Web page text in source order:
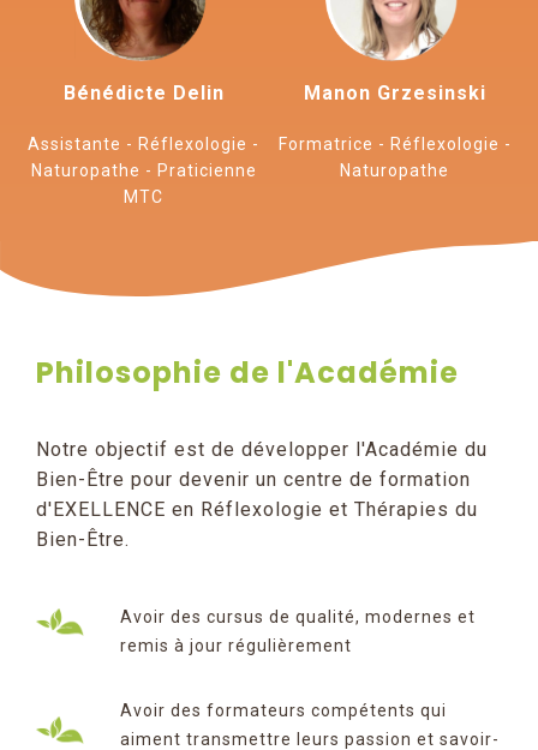
Bénédicte Delin
Assistante - Réflexologie -
Naturopathe - Praticienne
MTC
Manon Grzesinski
Formatrice - Réflexologie -
Naturopathe
Philosophie de l'Académie
Notre objectif est de développer l'Académie du
Bien-Être pour devenir un centre de formation
d'EXELLENCE en Réflexologie et Thérapies du
Bien-Être.
Avoir des cursus de qualité, modernes et
remis à jour régulièrement
Avoir des formateurs compétents qui
aiment transmettre leurs passion et savoir-